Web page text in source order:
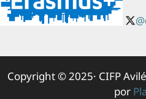
Copyright © 2025· CIFP
por